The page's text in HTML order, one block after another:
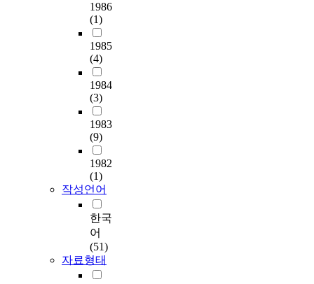
1986
(1)
1985
(4)
1984
(3)
1983
(9)
1982
(1)
작성언어
한국
어
(51)
자료형태